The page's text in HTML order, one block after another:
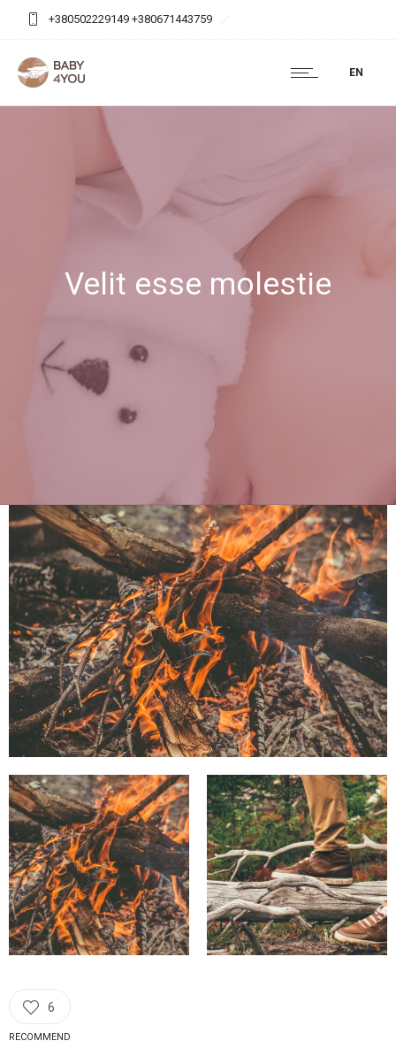
+380502229149 +380671443759
baby4you.agency@gmail.com
EN
Velit esse molestie
6
RECOMMEND